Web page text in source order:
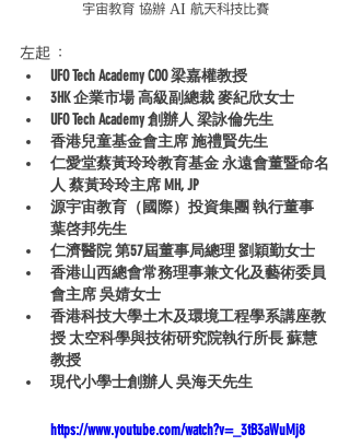
宇宙教育 協辦 AI 航天科技比賽
左起 ：
UFO Tech Academy COO 梁嘉權教授
3HK 企業市場 高級副總裁 麥紀欣女士
UFO Tech Academy 創辦人 梁詠倫先生
香港兒童基金會主席 施禮賢先生
仁愛堂蔡黃玲玲教育基金 永遠會董暨命名
人 蔡黃玲玲主席 MH, JP
源宇宙教育（國際）投資集團 執行董事
葉啓邦先生
仁濟醫院 第57屆董事局總理 劉穎勤女士
香港山西總會常務理事兼文化及藝術委員
會主席 吳婧女士
香港科技大學土木及環境工程學系講座教
授 太空科學與技術研究院執行所長 蘇慧
教授
現代小學士創辦人 吳海天先生
https://www.youtube.com/watch?v=_3tB3aWuMj8